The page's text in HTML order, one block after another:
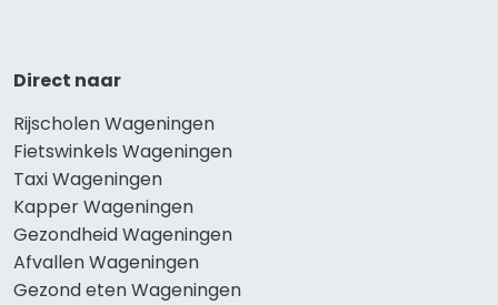
Direct naar
Rijscholen Wageningen
Fietswinkels Wageningen
Taxi Wageningen
Kapper Wageningen
Gezondheid Wageningen
Afvallen Wageningen
Gezond eten Wageningen